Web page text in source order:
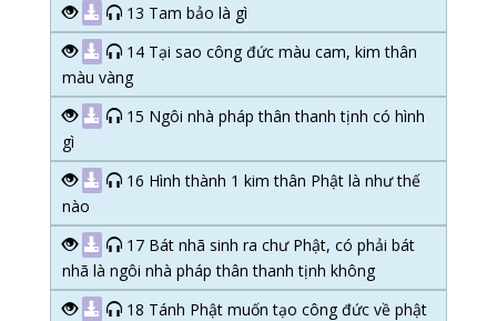
13 Tam bảo là gì
14 Tại sao công đức màu cam, kim thân
màu vàng
15 Ngôi nhà pháp thân thanh tịnh có hình
gì
16 Hình thành 1 kim thân Phật là như thế
nào
17 Bát nhã sinh ra chư Phật, có phải bát
nhã là ngôi nhà pháp thân thanh tịnh không
18 Tánh Phật muốn tạo công đức về phật